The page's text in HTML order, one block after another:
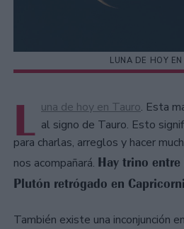
LUNA DE HOY EN
L una de hoy en Tauro. Esta
al signo de Tauro. Esto
para charlas, arreglos y hacer
nos acompañará. Hay trino
Plutón retrógado en
También existe una inconjunción